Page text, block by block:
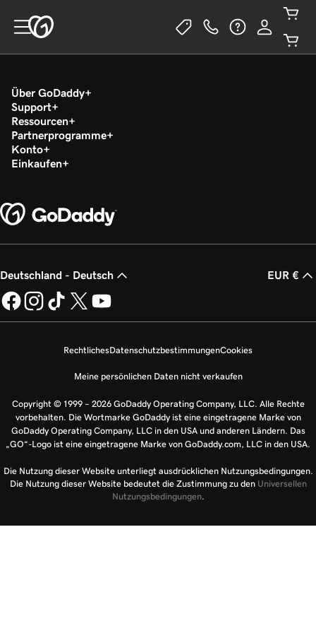
Über GoDaddy
Support
Ressourcen
Partnerprogramme
Konto
Einkaufen
Deutschland - Deutsch EUR €
RechtlichesDatenschutzbestimmungenCookies
Meine persönlichen Daten nicht verkaufen
Copyright © 1999 – 2026 GoDaddy Operating Company, LLC. Alle Rechte
vorbehalten. Die Wortmarke GoDaddy ist eine eingetragene Marke von
GoDaddy Operating Company, LLC in den USA und anderen Ländern. Das
„GO“-Logo ist eine eingetragene Marke von GoDaddy.com, LLC in den USA.
Die Nutzung dieser Website unterliegt ausdrücklichen Nutzungsbedingungen.
Die Nutzung dieser Website bedeutet die Zustimmung zu den Universellen
Nutzungsbedingungen.